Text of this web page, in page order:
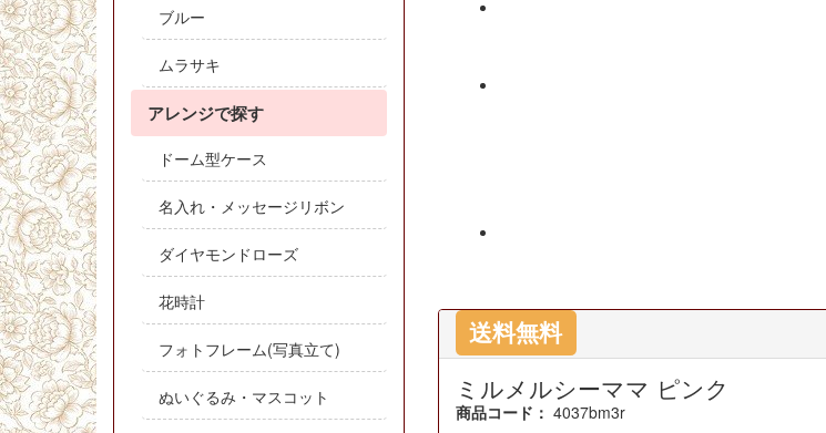
送料無料
ミルメルシーママ ピンク
商品コード： 4037bm3r
ブルー
ムラサキ
アレンジで探す
ドーム型ケース
名入れ・メッセージリボン
ダイヤモンドローズ
花時計
フォトフレーム(写真立て)
ぬいぐるみ・マスコット